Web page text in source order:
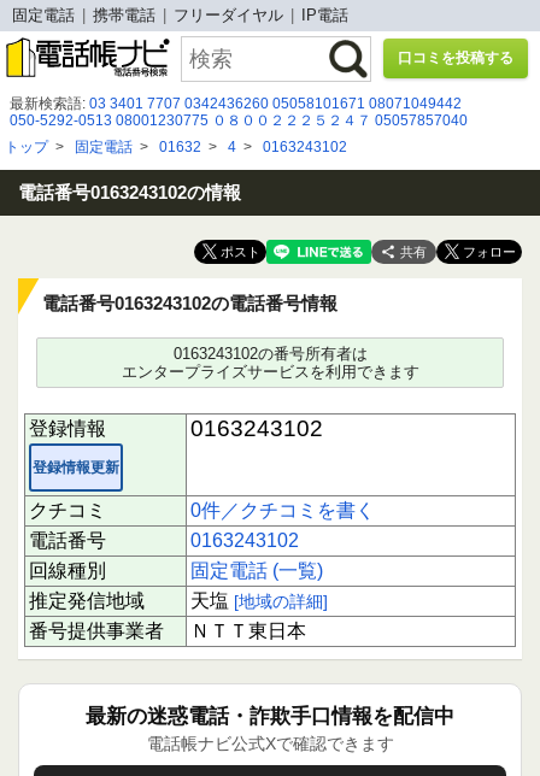
固定電話 携帯電話 フリーダイヤル IP電話
口コミを投稿する
最新検索語: 03 3401 7707 0342436260 05058101671 08071049442
050-5292-0513 08001230775 ０８００２２２５２４７ 05057857040
0582654141
08009199823
08015851598 080-8047-9506 0671673805 09019592041
0120299１20 070-2642-5619 050 5291 6521 0120 762 065 0363739821
08016006323 05038524151
トップ> 固定電話 > 01632 > 4 > 0163243102
電話番号0163243102の情報
共有
電話番号0163243102の電話番号情報
0163243102の番号所有者は
エンタープライズサービスを利用できます
登録情報
登録情報更新
0163243102
クチコミ
0件／クチコミを書く
電話番号
0163243102
回線種別
固定電話 (一覧)
推定発信地域
天塩 [地域の詳細]
番号提供事業者 ＮＴＴ東日本
最新の迷惑電話・詐欺手口情報を配信中
電話帳ナビ公式Xで確認できます